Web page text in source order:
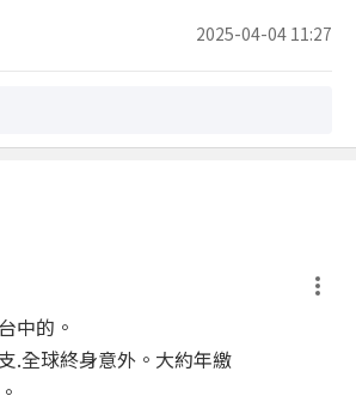
2025-04-04 11:27
中的。
.全球終身意外。大約年繳